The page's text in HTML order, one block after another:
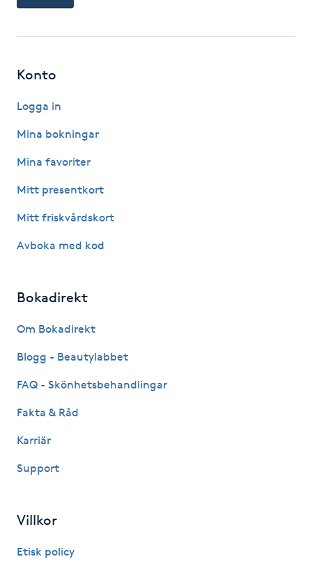
Gellack med förstärkning
Gravidyoga
Gua Sha-massage
Headspa
Herrklippning
Konto
Logga in
Mina bokningar
Mina favoriter
Mitt presentkort
Mitt friskvårdskort
Avboka med kod
Bokadirekt
Om Bokadirekt
Blogg - Beautylabbet
FAQ - Skönhetsbehandlingar
Fakta & Råd
Karriär
Support
Villkor
Etisk policy